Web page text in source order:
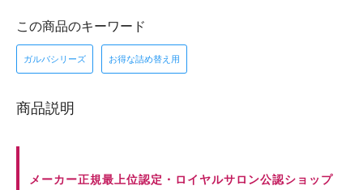
この商品のキーワード
ガルバシリーズ お得な詰め替え用
商品説明
メーカー正規最上位認定・ロイヤルサロン公認ショップ